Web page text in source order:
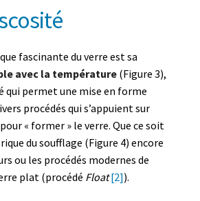
fascinante du verre est sa
avec la température (Figure 3),
qui permet une mise en forme
procédés qui s’appuient sur
« former » le verre. Que ce soit
du soufflage (Figure 4) encore
ou les procédés modernes de
plat (procédé Float[2]).